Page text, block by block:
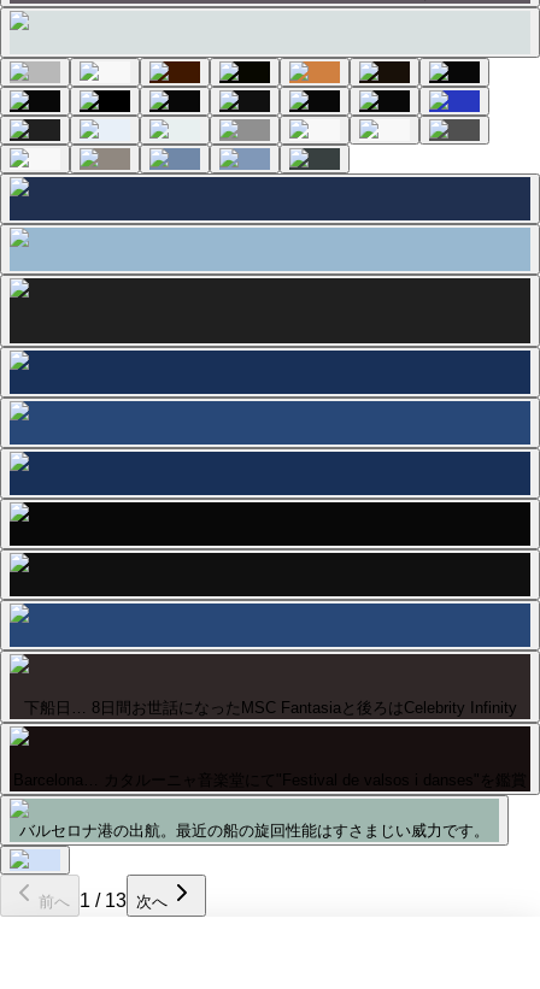
下船日… 8日間お世話になったMSC Fantasiaと後ろはCelebrity Infinity
Barcelona… カタルーニャ音楽堂にて"Festival de valsos i danses"を鑑賞
バルセロナ港の出航。最近の船の旋回性能はすさまじい威力です。
前へ 1 / 13 次へ